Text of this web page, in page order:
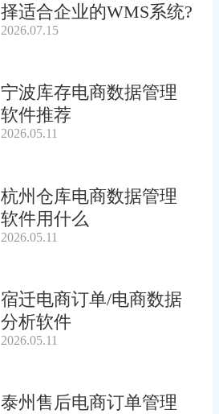
择适合企业的WMS系统?
2026.07.15
宁波库存电商数据管理
软件推荐
2026.05.11
杭州仓库电商数据管理
软件用什么
2026.05.11
宿迁电商订单/电商数据
分析软件
2026.05.11
泰州售后电商订单管理